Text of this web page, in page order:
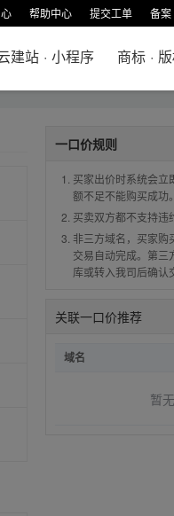
帮助中心 提交工单 备案
建站 · 小程序 商标 ·
一口价规则
买家出价时系统会立
额不足不能购买成功。
买卖双方都不支持违
非三方域名，买家购
交易自动完成。第三
库或转入我司后确认
关联一口价推荐
域名
暂